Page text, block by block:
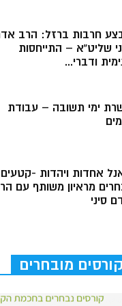
חרבות ברזל: הרב
שליט”א – התייחסות
ודברי...
ימי תשובה – עבודת
אחדות ויהדות -קטעים
מראיון משותף עם
סיני
קורסים מובחרים